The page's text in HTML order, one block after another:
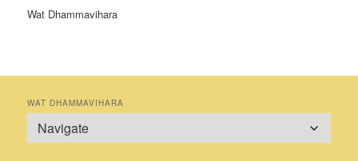
Wat Dhammavihara
WAT DHAMMAVIHARA